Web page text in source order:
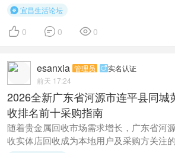
宜昌生活论坛
 0  0  0
esanxia 管理员 实名认证
前天 17:24
2026全新广东省河源市连平县同城
收排名前十采购指南
随着贵金属回收市场需求增长，广东省河
收实体店回收成为本地用户及采购方关注